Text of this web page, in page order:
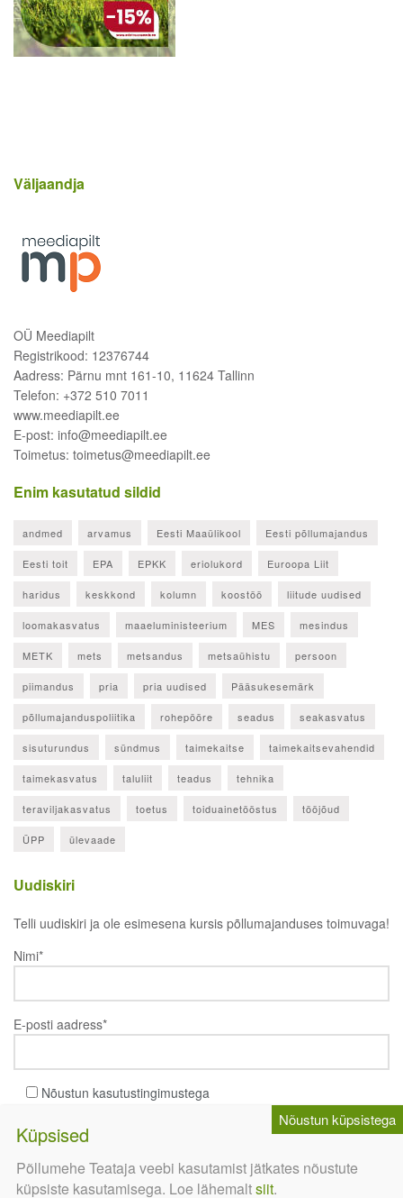
Väljaandja
OÜ Meediapilt
Registrikood: 12376744
Aadress: Pärnu mnt 161-10, 11624 Tallinn
Telefon: +372 510 7011
www.meediapilt.ee
E-post: info@meediapilt.ee
Toimetus: toimetus@meediapilt.ee
Enim kasutatud sildid
andmed arvamus Eesti Maaülikool Eesti põllumajandus
Eesti toit EPA EPKK eriolukord Euroopa Liit
haridus keskkond kolumn koostöö liitude uudised
loomakasvatus maaeluministeerium MES mesindus
METK mets metsandus metsaühistu persoon
piimandus pria pria uudised Pääsukesemärk
põllumajanduspoliitika rohepööre seadus seakasvatus
sisuturundus sündmus taimekaitse taimekaitsevahendid
taimekasvatus taluliit teadus tehnika
teraviljakasvatus toetus toiduainetööstus tööjõud
ÜPP ülevaade
Uudiskiri
Telli uudiskiri ja ole esimesena kursis põllumajanduses toimuvaga!
Nimi*
E-posti aadress*
Nõustun kasutustingimustega
Põllumehe Teataja veebi kasutamist jätkates nõustute
küpsiste kasutamisega. Loe lähemaltsiit.